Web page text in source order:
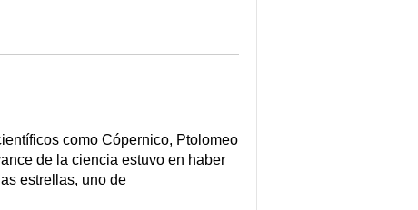
como Cópernico, Ptolomeo
de la ciencia estuvo en haber
estrellas, uno de